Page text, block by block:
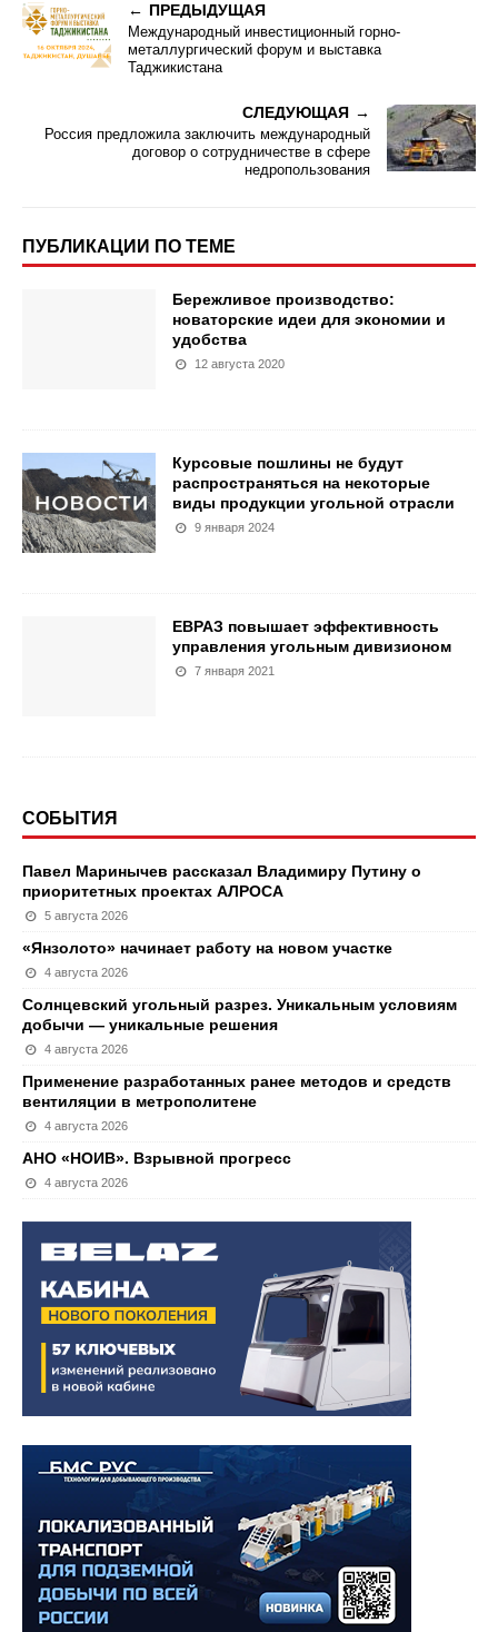
ПРЕДЫДУЩАЯ
Международный инвестиционный горно-
металлургический форум и выставка
Таджикистана
СЛЕДУЮЩАЯ
Россия предложила заключить международный
договор о сотрудничестве в сфере
недропользования
ПУБЛИКАЦИИ ПО ТЕМЕ
Бережливое производство:
новаторские идеи для экономии и
удобства
12 августа 2020
Курсовые пошлины не будут
распространяться на некоторые
виды продукции угольной отрасли
9 января 2024
ЕВРАЗ повышает эффективность
управления угольным дивизионом
7 января 2021
СОБЫТИЯ
Павел Маринычев рассказал Владимиру Путину о
приоритетных проектах АЛРОСА
5 августа 2026
«Янзолото» начинает работу на новом участке
4 августа 2026
Солнцевский угольный разрез. Уникальным условиям
добычи — уникальные решения
4 августа 2026
Применение разработанных ранее методов и средств
вентиляции в метрополитене
4 августа 2026
АНО «НОИВ». Взрывной прогресс
4 августа 2026